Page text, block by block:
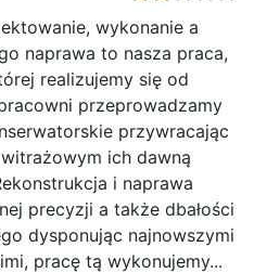
wykonanie a
naprawa to nasza praca,
realizujemy się od
przeprowadzamy
przywracając
ich dawną
i naprawa
precyzji a także dbałości
dysponując najnowszymi
pracę tą wykonujemy...